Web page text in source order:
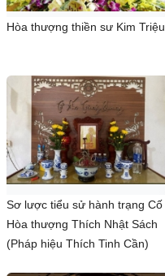
Hòa thượng thiền sư Kim Triệu
Sơ lược tiểu sử hành trạng Cố
Hòa thượng Thích Nhật Sách
(Pháp hiệu Thích Tinh Cần)